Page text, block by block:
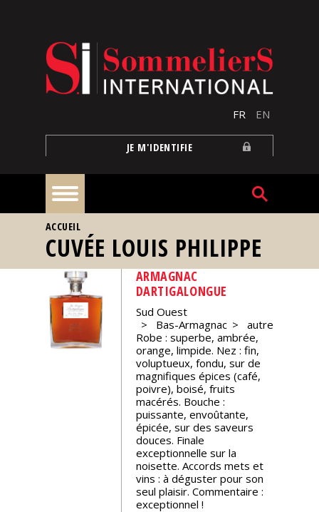
FR EN
JE M'IDENTIFIE
À
une
Reportages
Nos
VOUS ÊTES ICI
ACCUEIL
CUVÉE LOUIS PHILIPPE
ARMAGNAC
DARTIGALONGUE
Sud Ouest
Bas-Armagnac
autre
Robe : superbe, ambrée,
orange, limpide. Nez : fin,
voluptueux, fondu, sur de
magnifiques épices (café,
poivre), boisé, fruits
macérés. Bouche :
puissante, envoûtante,
épicée, sur des saveurs
douces. Finale
exceptionnelle sur la
noisette. Accords mets et
vins : à déguster pour son
seul plaisir. Commentaire :
exceptionnel !